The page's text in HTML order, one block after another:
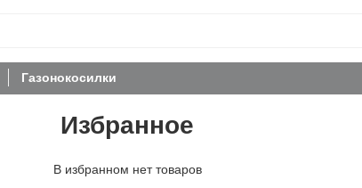
Газонокосилки
Избранное
В избранном нет товаров